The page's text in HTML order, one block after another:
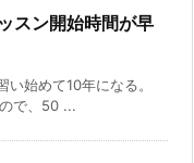
スン開始時間が早
始めて10年になる。
で、50 ...